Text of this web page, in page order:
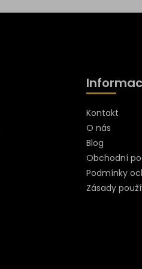
Kontakt
O nás
Blog
Obchodní
Podmínky
Zásady